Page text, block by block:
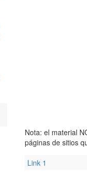
Nota: el material
páginas de sitios
Link 1